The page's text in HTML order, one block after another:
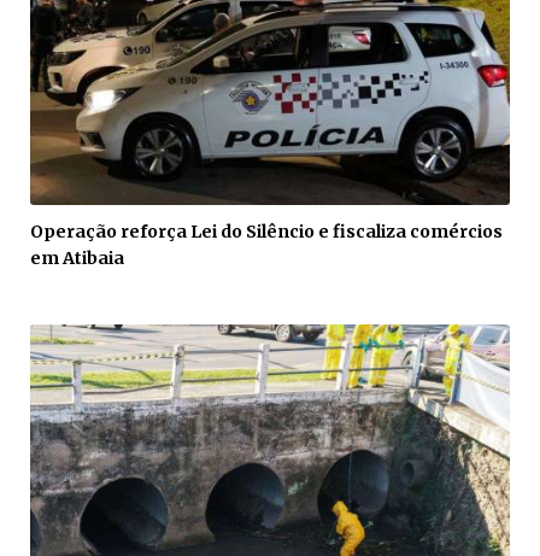
Operação reforça Lei do Silêncio e fiscaliza comércios
em Atibaia